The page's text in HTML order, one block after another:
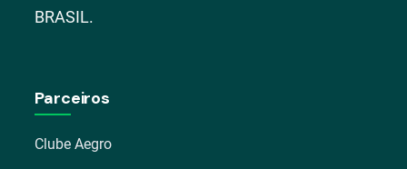
BRASIL.
Parceiros
Clube Aegro